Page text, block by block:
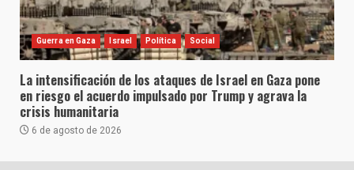
Guerra en Gaza Israel Política Social
La intensificación de los ataques de Israel en Gaza pone
en riesgo el acuerdo impulsado por Trump y agrava la
crisis humanitaria
6 de agosto de 2026